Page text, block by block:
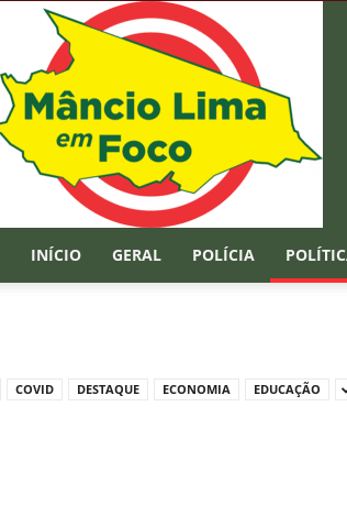
INÍCIO GERAL POLÍCIA
COVID DESTAQUE ECONOMIA EDUCAÇÃO